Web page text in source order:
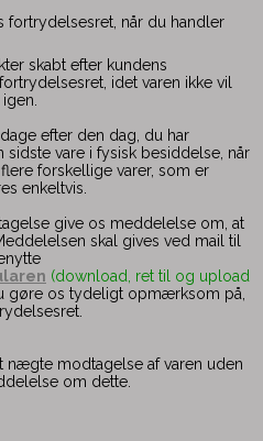
fortrydelsesret, når du handler
skabt efter kundens
idet varen ikke vil
efter den dag, du har
vare i fysisk besiddelse, når
forskellige varer, som er
enkeltvis.
give os meddelelse om, at
skal gives ved mail til
(download, ret til og upload
gøre os tydeligt opmærksom på,
nægte modtagelse af varen uden
om dette.